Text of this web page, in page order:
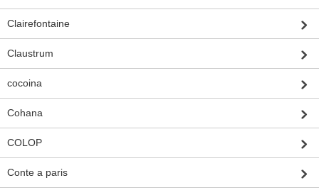
Clairefontaine
Claustrum
cocoina
Cohana
COLOP
Conte a paris